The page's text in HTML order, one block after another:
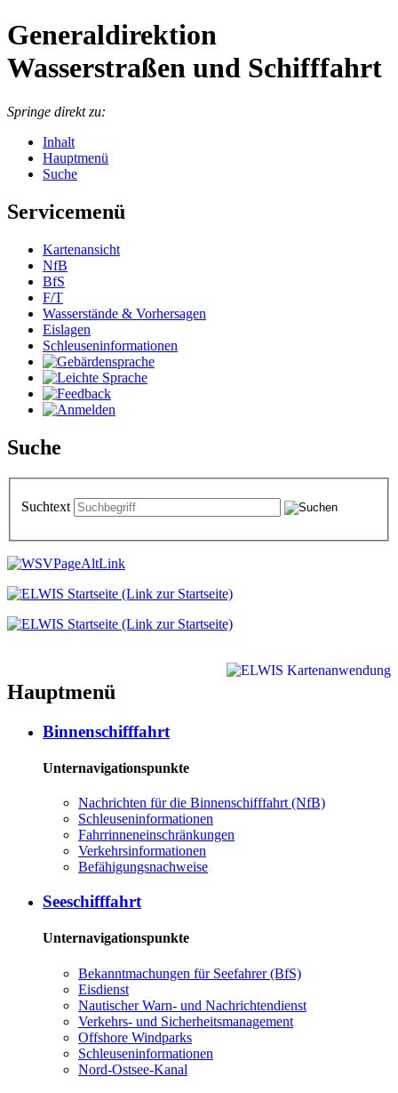
Generaldirektion
Wasserstraßen und Schifffahrt
Springe direkt zu:
Inhalt
Hauptmenü
Suche
Servicemenü
Kartenansicht
NfB
BfS
F/T
Wasserstände & Vorhersagen
Eislagen
Schleuseninformationen
Suche
Suchtext
Hauptmenü
Binnenschifffahrt
Unternavigationspunkte
Nachrichten für die Binnenschifffahrt (NfB)
Schleuseninformationen
Fahrrinneneinschränkungen
Verkehrsinformationen
Befähigungsnachweise
Seeschifffahrt
Unternavigationspunkte
Bekanntmachungen für Seefahrer (BfS)
Eisdienst
Nautischer Warn- und Nachrichtendienst
Verkehrs- und Sicherheitsmanagement
Offshore Windparks
Schleuseninformationen
Nord-Ostsee-Kanal